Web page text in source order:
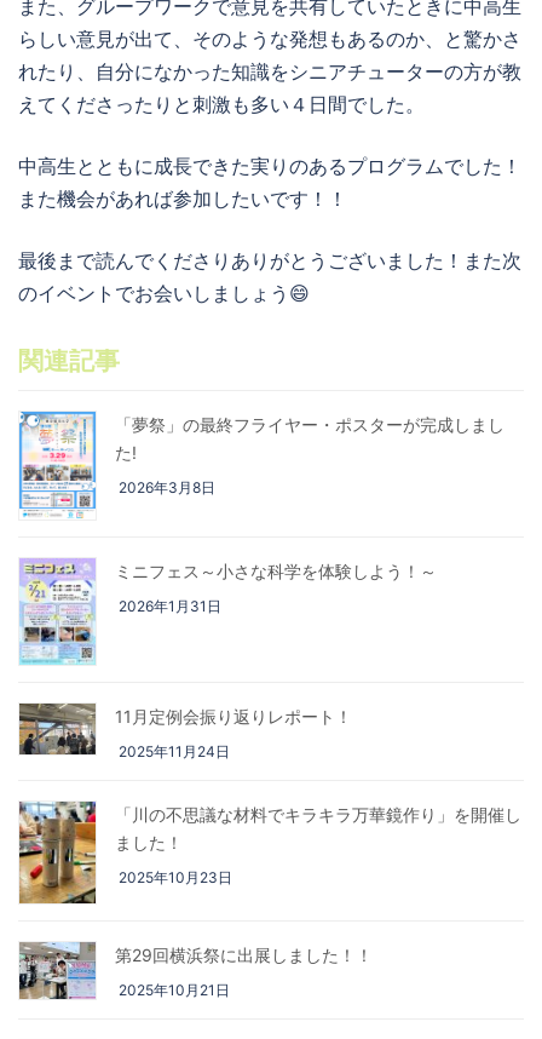
また、グループワークで意見を共有していたときに中高生
らしい意見が出て、そのような発想もあるのか、と驚かさ
れたり、自分になかった知識をシニアチューターの方が教
えてくださったりと刺激も多い４日間でした。
中高生とともに成長できた実りのあるプログラムでした！
また機会があれば参加したいです！！
最後まで読んでくださりありがとうございました！また次
のイベントでお会いしましょう😄
関連記事
「夢祭」の最終フライヤー・ポスターが完成しまし
た!
2026年3月8日
ミニフェス～小さな科学を体験しよう！～
2026年1月31日
11月定例会振り返りレポート！
2025年11月24日
「川の不思議な材料でキラキラ万華鏡作り」を開催し
ました！
2025年10月23日
第29回横浜祭に出展しました！！
2025年10月21日